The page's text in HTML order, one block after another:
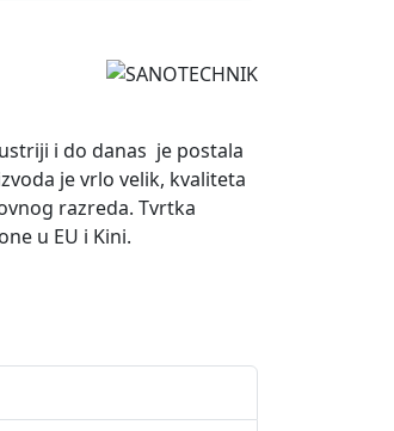
i do danas je postala
je vrlo velik, kvaliteta
razreda. Tvrtka
u EU i Kini.